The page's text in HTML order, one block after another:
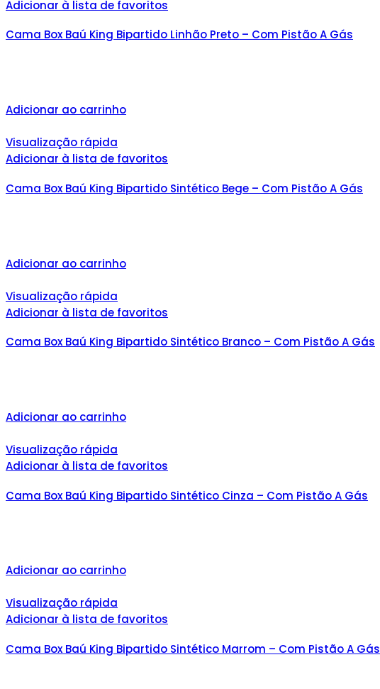
Adicionar à lista de favoritos
Cama Box Baú King Bipartido Linhão Preto – Com Pistão A Gás
Adicionar ao carrinho
Visualização rápida
Adicionar à lista de favoritos
Cama Box Baú King Bipartido Sintético Bege – Com Pistão A Gás
Adicionar ao carrinho
Visualização rápida
Adicionar à lista de favoritos
Cama Box Baú King Bipartido Sintético Branco – Com Pistão A Gás
Adicionar ao carrinho
Visualização rápida
Adicionar à lista de favoritos
Cama Box Baú King Bipartido Sintético Cinza – Com Pistão A Gás
Adicionar ao carrinho
Visualização rápida
Adicionar à lista de favoritos
Cama Box Baú King Bipartido Sintético Marrom – Com Pistão A Gás